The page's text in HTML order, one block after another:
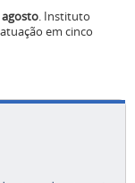
agosto. Instituto
em cinco